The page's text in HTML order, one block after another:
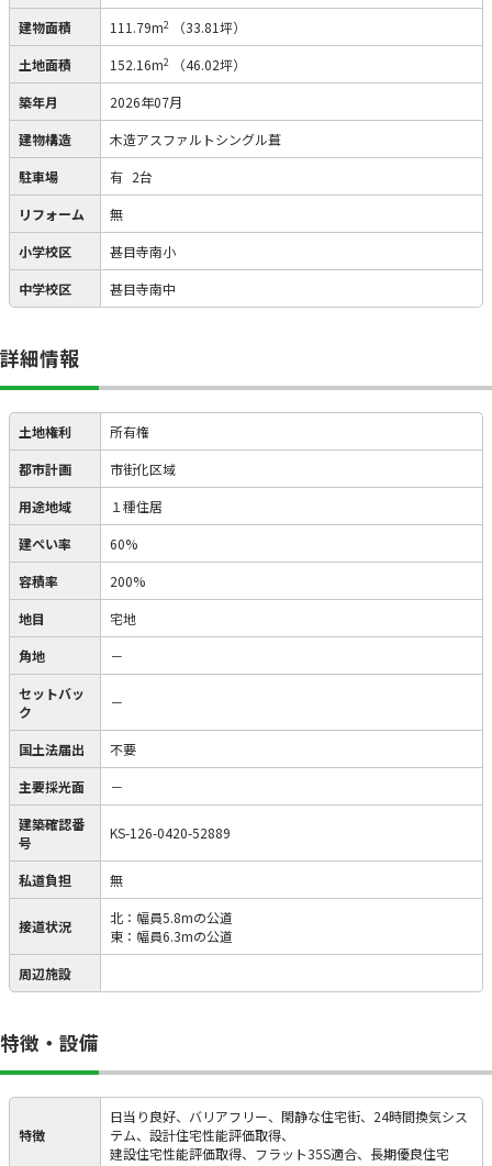
建物面積
111.79m2
（33.81坪）
土地面積
152.16m2
（46.02坪）
築年月
2026年07月
建物構造
木造アスファルトシングル葺
駐車場
有 2台
リフォーム
無
小学校区
甚目寺南小
中学校区
甚目寺南中
詳細情報
土地権利
所有権
都市計画
市街化区域
用途地域
１種住居
建ぺい率
60%
容積率
200%
地目
宅地
角地
－
セットバッ
ク
－
国土法届出
不要
主要採光面
－
建築確認番
号
KS-126-0420-52889
私道負担 無
接道状況
北：幅員5.8mの公道
東：幅員6.3mの公道
周辺施設
特徴・設備
特徴
日当り良好、バリアフリー、閑静な住宅街、24時間換気シス
テム、設計住宅性能評価取得、
建設住宅性能評価取得、フラット35S適合、長期優良住宅